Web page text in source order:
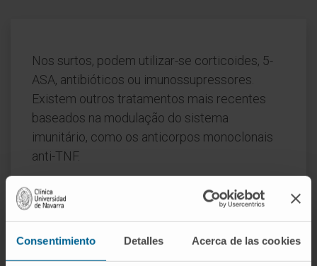
Consentimiento Detalles Acerca de las cookies
Nos surtos, podem utilizar-se corticoides, 5-
ASA, antibióticos ou imunossupressores.
Existem outros tratamentos mais recentes
baseados na modulação do sistema
imunitário, como os anticorpos monoclonais
anti-TNF.
Na fase de remissão, deve tentar-se
suspender, embora nem sempre seja possível,
a toma de corticoides, mantendo o 5-ASA
como tratamento de manutenção.